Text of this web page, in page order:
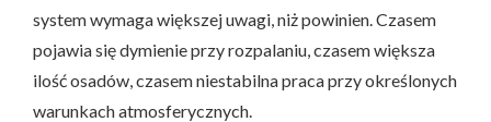
system wymaga większej uwagi, niż powinien. Czasem
pojawia się dymienie przy rozpalaniu, czasem większa
ilość osadów, czasem niestabilna praca przy określonych
warunkach atmosferycznych.